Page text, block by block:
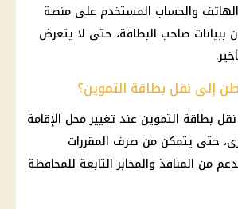
والحساب المستخدم على منصة
ببيانات صاحب البطاقة، حتى لا يتعرض
إلى نقل بطاقة التموين؟
بطاقة التموين عند تغيير محل الإقامة
حتى يتمكن من صرف المقررات
من المنافذ والمخابز التابعة للمحافظة